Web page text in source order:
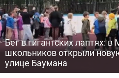
Бег в гигантских лаптях:
школьников открыли
улице Баумана